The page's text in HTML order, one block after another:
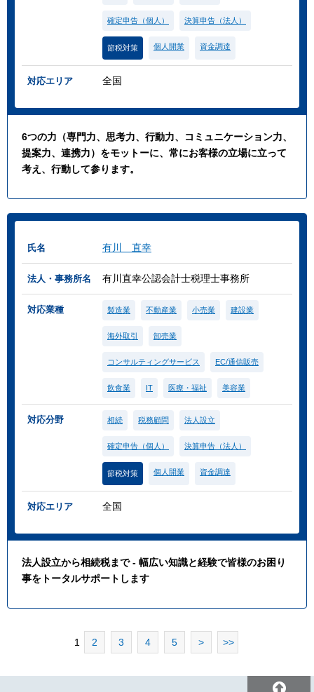
確定申告（個人） 決算申告（法人）
節税対策 個人開業 資金調達
対応エリア 全国
6つの力（専門力、思考力、行動力、コミュニケーション力、
提案力、連携力）をモットーに、常にお客様の立場に立って
考え、行動して参ります。
氏名 有川 直幸
法人・事務所名 有川直幸公認会計士税理士事務所
対応業種 製造業 不動産業 小売業 建設業
海外取引 卸売業
コンサルティングサービス EC/通信販売
飲食業 IT 医療・福祉 美容業
対応分野 相続 税務顧問 法人設立
確定申告（個人） 決算申告（法人）
節税対策 個人開業 資金調達
対応エリア 全国
法人設立から相続税まで - 幅広い知識と経験で皆様のお困り
事をトータルサポートします
1 2 3 4 5 > >>